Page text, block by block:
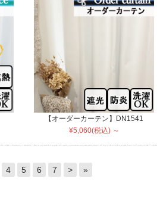
【オーダーカーテン】DN1541
¥5,060(税込) ～
4 5 6 7 > »